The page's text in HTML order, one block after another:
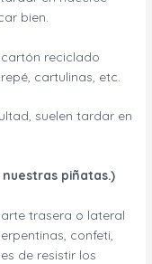
bien.
reciclado
cartulinas, etc.
suelen tardar en
piñatas.)
trasera o lateral
confeti,
de resistir los